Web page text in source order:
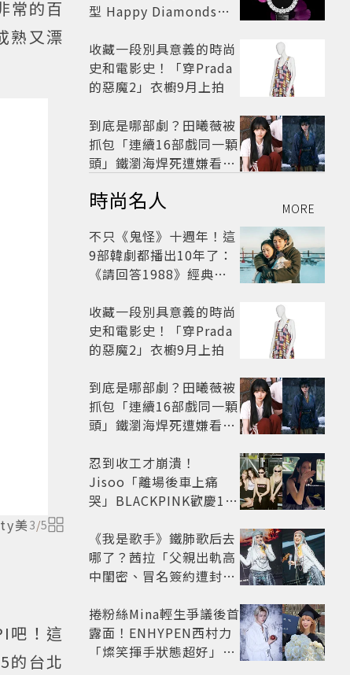
常的百
熟又漂
美3/5
吧！這
的台北
型 Happy Diamonds歡
收藏一段別具意義的時尚
史和電影史！「穿Prada
的惡魔2」衣櫥9月上拍
到底是哪部劇？田曦薇被
抓包「連續16部戲同一顆
頭」鐵瀏海焊死遭嫌看膩
時尚名人 MORE
不只《鬼怪》十週年！這
9部韓劇都播出10年了：
《請回答1988》經典不
收藏一段別具意義的時尚
史和電影史！「穿Prada
的惡魔2」衣櫥9月上拍
到底是哪部劇？田曦薇被
抓包「連續16部戲同一顆
頭」鐵瀏海焊死遭嫌看膩
忍到收工才崩潰！
Jisoo「離場後車上痛
哭」BLACKPINK歡慶10
超心疼
《我是歌手》鐵肺歌后去
哪了？茜拉「父親出軌高
中閨密、冒名簽約遭封
光
捲粉絲Mina輕生爭議後首
露面！ENHYPEN西村力
「燦笑揮手狀態超好」又